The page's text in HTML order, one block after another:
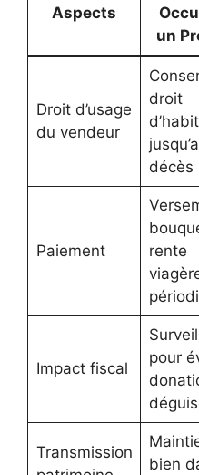
Aspects
un
Droit d’usage
du vendeur
droit
décès
Paiement
rente
Impact fiscal
pour
Transmission
bien